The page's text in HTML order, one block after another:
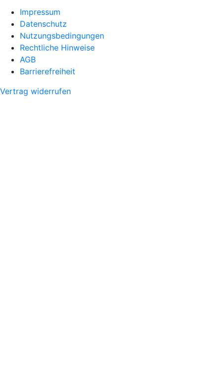
Impressum
Datenschutz
Nutzungsbedingungen
Rechtliche Hinweise
AGB
Barrierefreiheit
Vertrag widerrufen